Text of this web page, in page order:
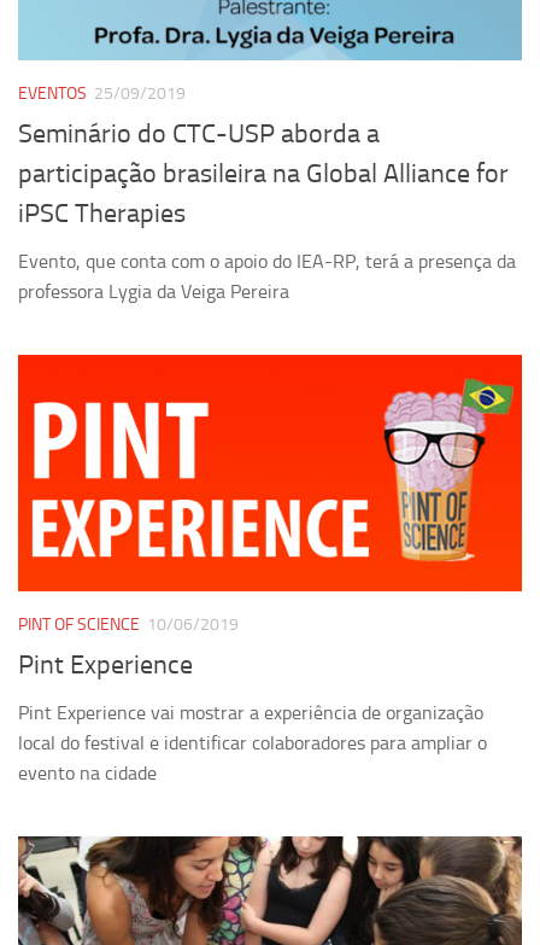
EVENTOS 25/09/2019
Seminário do CTC-USP aborda a
participação brasileira na Global Alliance for
iPSC Therapies
Evento, que conta com o apoio do IEA-RP, terá a presença da
professora Lygia da Veiga Pereira
PINT OF SCIENCE 10/06/2019
Pint Experience
Pint Experience vai mostrar a experiência de organização
local do festival e identificar colaboradores para ampliar o
evento na cidade